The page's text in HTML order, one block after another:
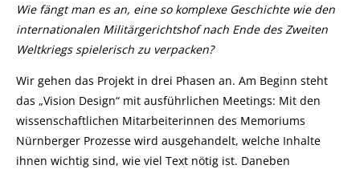
Wie fängt man es an, eine so komplexe Geschichte wie den
internationalen Militärgerichtshof nach Ende des Zweiten
Weltkriegs spielerisch zu verpacken?
Wir gehen das Projekt in drei Phasen an. Am Beginn steht
das „Vision Design“ mit ausführlichen Meetings: Mit den
wissenschaftlichen Mitarbeiterinnen des Memoriums
Nürnberger Prozesse wird ausgehandelt, welche Inhalte
ihnen wichtig sind, wie viel Text nötig ist. Daneben